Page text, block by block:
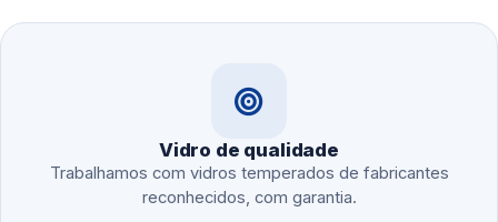
Vidro de qualidade
Trabalhamos com vidros temperados de fabricantes
reconhecidos, com garantia.